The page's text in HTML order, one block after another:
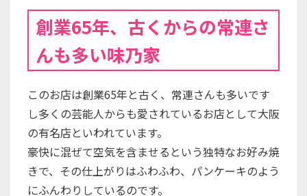
創業65年、古くからの常連さ
んも多い味乃家
このお店は創業65年と古く、常連さんも多いです
し多くの芸能人からも愛されているお店として大阪
の有名店といわれています。
豪快に混ぜて空気を含ませるという独特なお好み焼
きで、その仕上がりはふわふわ、パンケーキのよう
にふんわりしているのです。